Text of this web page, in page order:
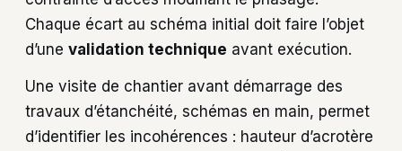
Chaque écart au schéma initial doit faire l’objet
d’une validation technique avant exécution.
Une visite de chantier avant démarrage des
travaux d’étanchéité, schémas en main, permet
d’identifier les incohérences : hauteur d’acrotère